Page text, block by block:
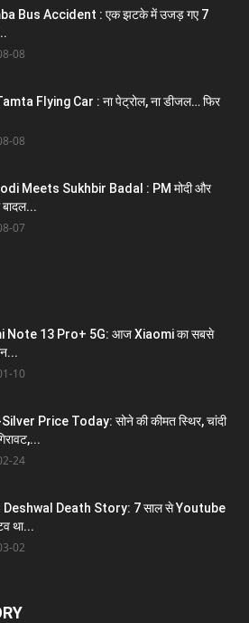
Bus Accident : एक झटके में उजड़ गए 7
08
Flying Car : ना पेट्रोल, ना डीजल… फिर
08
Meets Sukhbir Badal : PM मोदी और
07
Note 13 Pro+ 5G: आज Xiaomi का सबसे
10
Price Today: सोने की कीमत स्थिर, चांदी
24
Deshwal Death Story: 7 साल से Youtube
था...
02